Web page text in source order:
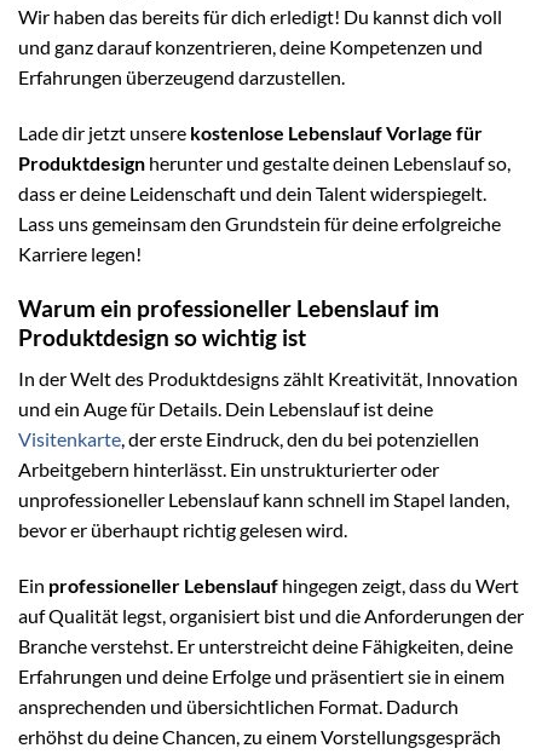
Wir haben das bereits für dich erledigt! Du kannst dich voll
und ganz darauf konzentrieren, deine Kompetenzen und
Erfahrungen überzeugend darzustellen.
Lade dir jetzt unsere kostenlose Lebenslauf Vorlage für
Produktdesign herunter und gestalte deinen Lebenslauf so,
dass er deine Leidenschaft und dein Talent widerspiegelt.
Lass uns gemeinsam den Grundstein für deine erfolgreiche
Karriere legen!
Warum ein professioneller Lebenslauf im
Produktdesign so wichtig ist
In der Welt des Produktdesigns zählt Kreativität, Innovation
und ein Auge für Details. Dein Lebenslauf ist deine
Visitenkarte, der erste Eindruck, den du bei potenziellen
Arbeitgebern hinterlässt. Ein unstrukturierter oder
unprofessioneller Lebenslauf kann schnell im Stapel landen,
bevor er überhaupt richtig gelesen wird.
Ein professioneller Lebenslauf hingegen zeigt, dass du Wert
auf Qualität legst, organisiert bist und die Anforderungen der
Branche verstehst. Er unterstreicht deine Fähigkeiten, deine
Erfahrungen und deine Erfolge und präsentiert sie in einem
ansprechenden und übersichtlichen Format. Dadurch
erhöhst du deine Chancen, zu einem Vorstellungsgespräch